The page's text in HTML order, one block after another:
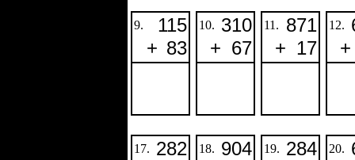
9.
115
+ 83
10. 310
+ 67
11.
871
+ 17
12.
+
17. 282
18. 904
19. 284
20.